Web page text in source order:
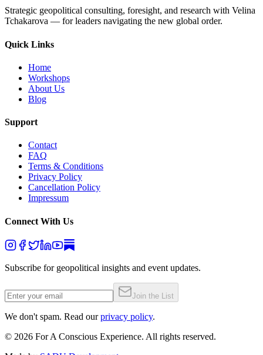
Strategic geopolitical consulting, foresight, and research with Velina
Tchakarova — for leaders navigating the new global order.
Quick Links
Home
Workshops
About Us
Blog
Support
Contact
FAQ
Terms & Conditions
Privacy Policy
Cancellation Policy
Impressum
Connect With Us
Subscribe for geopolitical insights and event updates.
Join the List
We don't spam. Read our privacy policy.
© 2026 For A Conscious Experience. All rights reserved.